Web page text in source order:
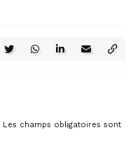
Les champs obligatoires sont